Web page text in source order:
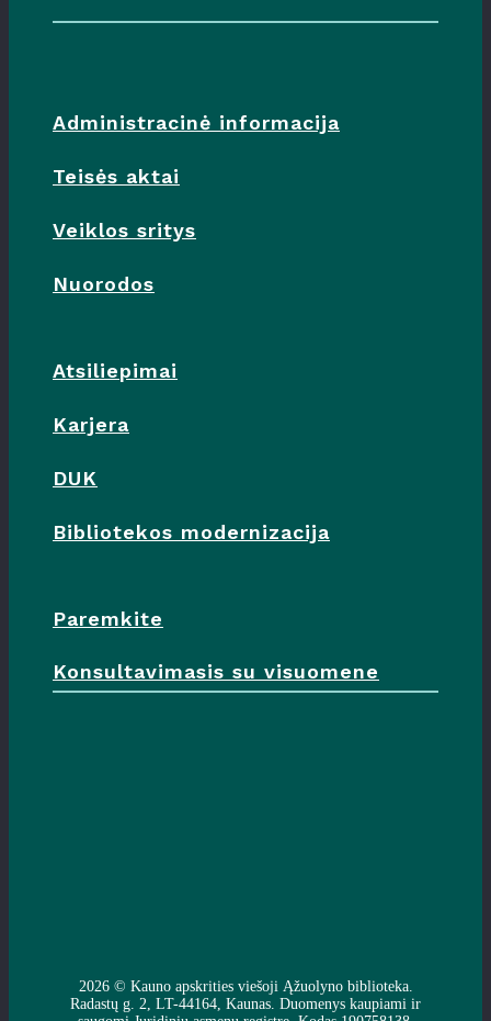
Administracinė informacija
Teisės aktai
Veiklos sritys
Nuorodos
Atsiliepimai
Karjera
DUK
Bibliotekos modernizacija
Paremkite
Konsultavimasis su visuomene
2026 © Kauno apskrities viešoji Ąžuolyno biblioteka.
Radastų g. 2, LT-44164, Kaunas. Duomenys kaupiami ir